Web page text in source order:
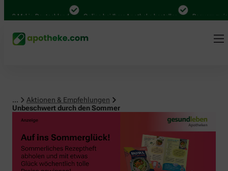
Mal in Deutschland Online bei Ihrer Apotheke bestellen Bequem
...
Aktionen & Empfehlungen
Unbeschwert durch den Sommer